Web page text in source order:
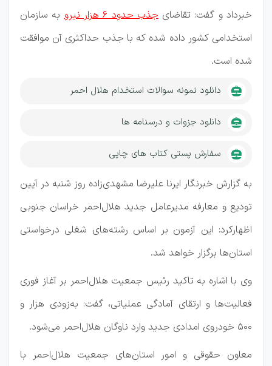
خبرداد و گفت: تقاضایجذب حدود ۶ هزار نیرو
به سازمان
استخدامی کشور داده شده که با جذب حداکثری آن موافقت
شده است.
دانلود نمونه سوالات استخدام هلال احمر
دانلود جزوات و درسنامه ها
سفارش پستی کتاب های چاپی
به گزارش خبرنگار ایرنا علیرضا مشهدی‌زاده روز شنبه در آیین
تودیع و معارفه مدیرعامل جدید هلال‌احمر خراسان جنوبی
اظهارکرد: این آزمون بر اساس رشته‌های شغلی درخواستی
استان‌ها برگزار خواهد شد.
وی با اشاره به تاکید رئیس جمعیت هلال‌احمر بر آغاز فوری
فعالیت‌ها و ارتقای آمادگی عملیاتی، گفت: به‌زودی هزار و
۵۰۰ خودروی امدادی جدید وارد ناوگان هلال‌احمر می‌شود.
معاون حقوقی و امور استان‌های جمعیت هلال‌احمر با